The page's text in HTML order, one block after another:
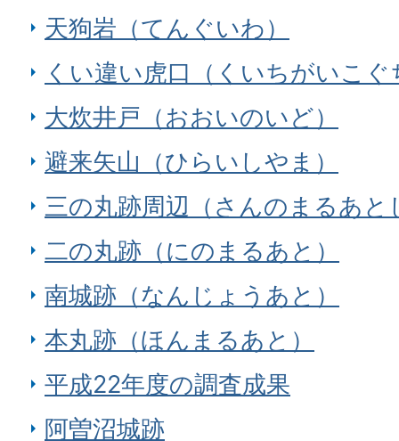
天狗岩（てんぐいわ）
くい違い虎口（くいちがいこぐ
大炊井戸（おおいのいど）
避来矢山（ひらいしやま）
三の丸跡周辺（さんのまるあと
二の丸跡（にのまるあと）
南城跡（なんじょうあと）
本丸跡（ほんまるあと）
平成22年度の調査成果
阿曽沼城跡